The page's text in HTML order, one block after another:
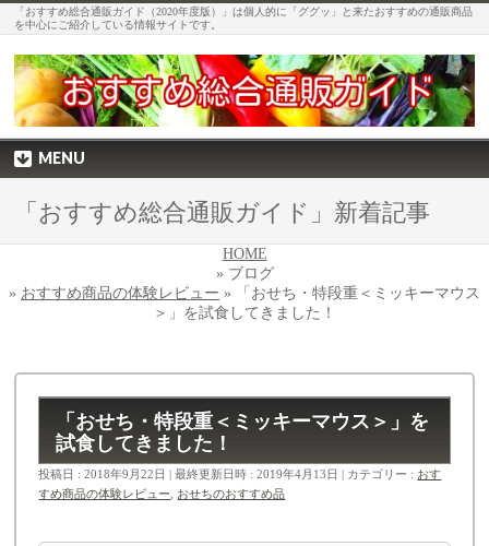
「おすすめ総合通販ガイド（2020年度版）」は個人的に「ググッ」と来たおすすめの通販商品
を中心にご紹介している情報サイトです。
MENU
「おすすめ総合通販ガイド」新着記事
HOME
» ブログ
» おすすめ商品の体験レビュー » 「おせち・特段重＜ミッキーマウス
＞」を試食してきました！
「おせち・特段重＜ミッキーマウス＞」を
試食してきました！
投稿日 : 2018年9月22日 最終更新日時 : 2019年4月13日 カテゴリー : おす
すめ商品の体験レビュー, おせちのおすすめ品